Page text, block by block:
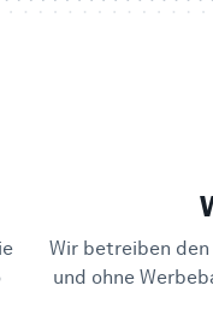
Wir betreiben
und ohne